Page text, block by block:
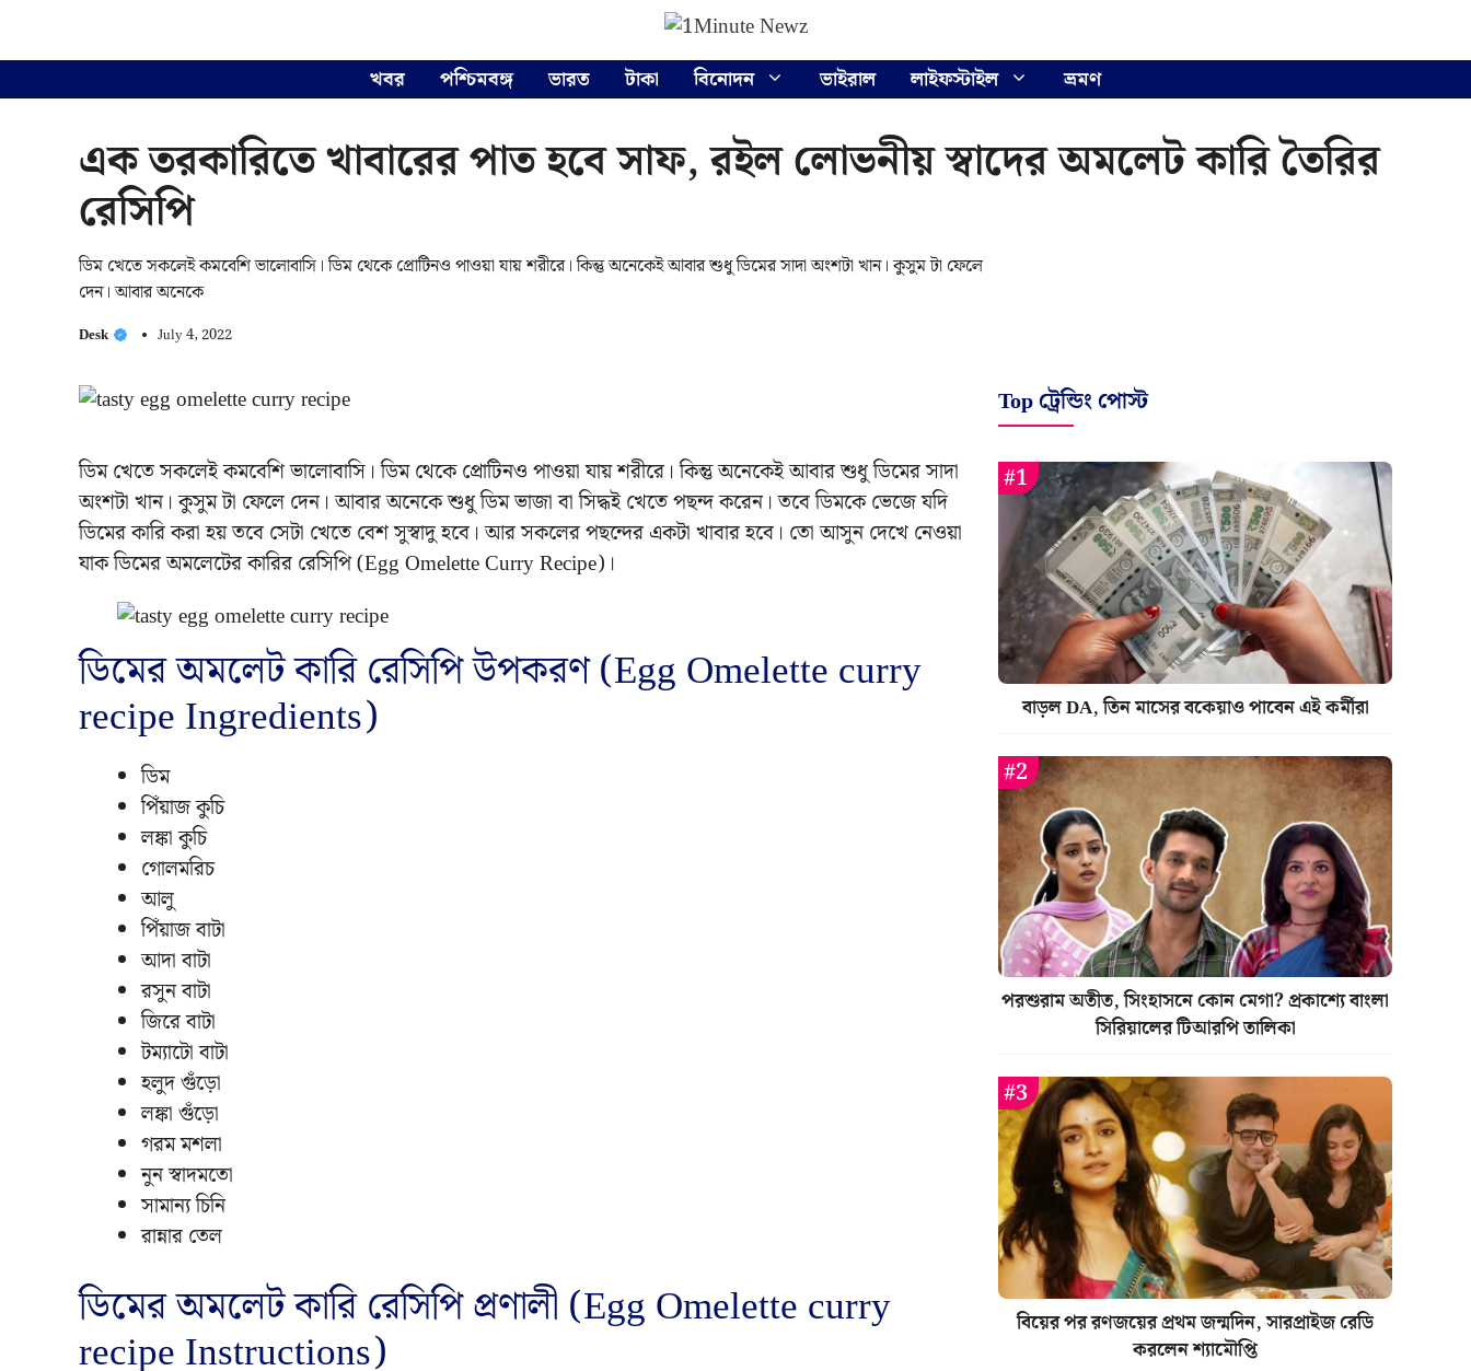
খবর পশ্চিমবঙ্গ ভারত টাকা বিনোদন ভাইরাল লাইফস্টাইল ভ্রমণ
এক তরকারিতে খাবারের পাত হবে সাফ, রইল লোভনীয় স্বাদের অমলেট কারি তৈরির
রেসিপি
ডিম খেতে সকলেই কমবেশি ভালোবাসি। ডিম থেকে প্রোটিনও পাওয়া যায় শরীরে। কিন্তু অনেকেই আবার শুধু ডিমের সাদা অংশটা খান। কুসুম টা ফেলে
দেন। আবার অনেকে
Desk July 4, 2022
ডিম খেতে সকলেই কমবেশি ভালোবাসি। ডিম থেকে প্রোটিনও পাওয়া যায় শরীরে। কিন্তু অনেকেই আবার শুধু ডিমের সাদা
অংশটা খান। কুসুম টা ফেলে দেন। আবার অনেকে শুধু ডিম ভাজা বা সিদ্ধই খেতে পছন্দ করেন। তবে ডিমকে ভেজে যদি
ডিমের কারি করা হয় তবে সেটা খেতে বেশ সুস্বাদু হবে। আর সকলের পছন্দের একটা খাবার হবে। তো আসুন দেখে নেওয়া
যাক ডিমের অমলেটের কারির রেসিপি (Egg Omelette Curry Recipe)।
ডিমের অমলেট কারি রেসিপি উপকরণ (Egg Omelette curry
recipe Ingredients)
ডিম
পিঁয়াজ কুচি
লঙ্কা কুচি
গোলমরিচ
আলু
পিঁয়াজ বাটা
আদা বাটা
রসুন বাটা
জিরে বাটা
টম্যাটো বাটা
হলুদ গুঁড়ো
লঙ্কা গুঁড়ো
গরম মশলা
নুন স্বাদমতো
সামান্য চিনি
রান্নার তেল
ডিমের অমলেট কারি রেসিপি প্রণালী (Egg Omelette curry
recipe Instructions)
Top ট্রেন্ডিং পোস্ট
বাড়ল DA, তিন মাসের বকেয়াও পাবেন এই কর্মীরা
পরশুরাম অতীত, সিংহাসনে কোন মেগা? প্রকাশ্যে বাংলা
সিরিয়ালের টিআরপি তালিকা
বিয়ের পর রণজয়ের প্রথম জন্মদিন, সারপ্রাইজ রেডি
করলেন শ্যামৌপ্তি